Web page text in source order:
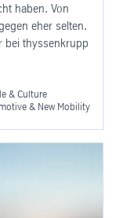
haben. Von
eher selten.
bei thyssenkrupp
& Culture
& New Mobility